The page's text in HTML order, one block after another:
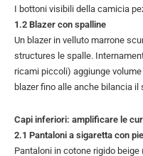
I bottoni visibili della camicia
1.2 Blazer con spalline
Un blazer in velluto marrone
structures le spalle.
ricami piccoli) aggiunge
blazer fino alle anche bilancia il
Capi inferiori: amplificare le
2.1 Pantaloni a sigaretta con
Pantaloni in cotone rigido